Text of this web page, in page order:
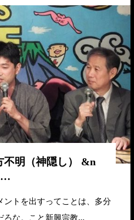
不明（神隠し） &n
トを出すってことは、多分
ろな。こと新興宗教…